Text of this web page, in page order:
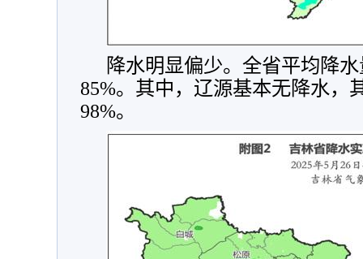
降水明显偏少。全省平均降
85%。其中，辽源基本无降水，
98%。